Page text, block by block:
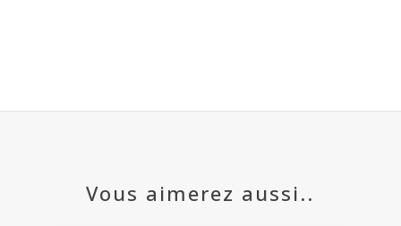
Vous aimerez aussi..